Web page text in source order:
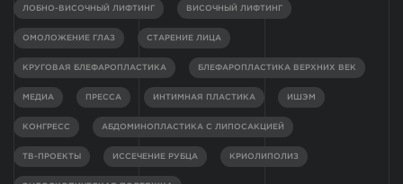
ЛОБНО-ВИСОЧНЫЙ ЛИФТИНГ ВИСОЧНЫЙ ЛИФТИНГ
ОМОЛОЖЕНИЕ ГЛАЗ СТАРЕНИЕ ЛИЦА
КРУГОВАЯ БЛЕФАРОПЛАСТИКА БЛЕФАРОПЛАСТИКА ВЕРХНИХ ВЕК
МЕДИА ПРЕССА ИНТИМНАЯ ПЛАСТИКА ИШЭМ
КОНГРЕСС АБДОМИНОПЛАСТИКА С ЛИПОСАКЦИЕЙ
ТВ-ПРОЕКТЫ ИССЕЧЕНИЕ РУБЦА КРИОЛИПОЛИЗ